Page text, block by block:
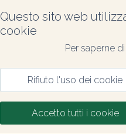
Questo sito web
cookie
Per saperne
Rifiuto l'uso dei cookie
Accetto tutti i cookie